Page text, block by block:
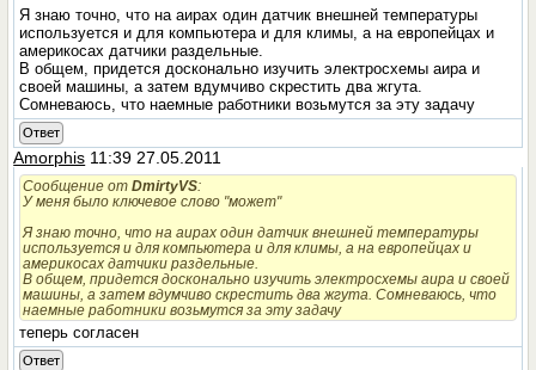
Я знаю точно, что на аирах один датчик внешней температуры
используется и для компьютера и для климы, а на европейцах и
америкосах датчики раздельные.
В общем, придется досконально изучить электросхемы аира и
своей машины, а затем вдумчиво скрестить два жгута.
Сомневаюсь, что наемные работники возьмутся за эту задачу
Ответ
Amorphis 11:39 27.05.2011
Сообщение отDmirtyVS:
У меня было ключевое слово "может"
Я знаю точно, что на аирах один датчик внешней температуры
используется и для компьютера и для климы, а на европейцах и
америкосах датчики раздельные.
В общем, придется досконально изучить электросхемы аира и своей
машины, а затем вдумчиво скрестить два жгута. Сомневаюсь, что
наемные работники возьмутся за эту задачу
теперь согласен
Ответ